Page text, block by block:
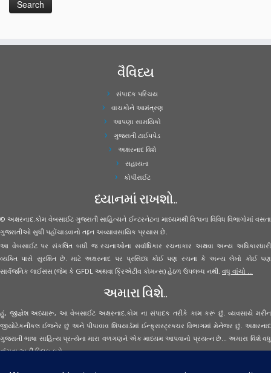
વૈવિધ્ય
સંપાદક પરિચય
વાચકોને આમંત્રણ
આપણા સામયિકો
ગુજરાતી ટાઈપપેડ
અક્ષરનાદ વિશે
સહાયતા
કોપીરાઈટ
ધ્યાનમાં રાખશો..
© અક્ષરનાદ.કોમ વેબસાઈટ ગુજરાતી સાહિત્યને ઈન્ટરનેટના માધ્યમથી વિશ્વના વિવિધ વિભાગોમાં વસતા
ગુજરાતીઓ સુધી પહોંચાડવાનો તદ્દન અવ્યાવસાયિક પ્રયાસ છે.
આ વેબસાઈટ પર સંકલિત બધી જ રચનાઓના સર્વાધિકાર રચનાકાર અથવા અન્ય અધિકારધારી
વ્યક્તિ પાસે સુરક્ષિત છે. માટે અક્ષરનાદ પર પ્રસિધ્ધ કોઈ પણ રચના કે અન્ય લેખો કોઈ પણ
સાર્વજનિક લાઈસંસ (જેમ કે GFDL અથવા ક્રિએટીવ કોમન્સ) હેઠળ ઉપલબ્ધ નથી. વધુ વાંચો ...
અમારા વિશે..
હું, જીજ્ઞેશ અધ્યારૂ, આ વેબસાઈટ અક્ષરનાદ.કોમ ના સંપાદક તરીકે કામ કરૂં છું. વ્યવસાયે મરીન
જીયોટેકનીકલ ઈજનેર છું અને પીપાવાવ શિપયાર્ડમાં ઈન્ફ્રાસ્ટ્રક્ચર વિભાગમાં મેનેજર છું. અક્ષરનાદ
ગુજરાતી ભાષા સાહિત્ય પ્રત્યેના મારા વળગણને એક માધ્યમ આપવાનો પ્રયત્ન છે... અમારા વિશે વધુ
વાંચવાઅહીં ક્લિક કરો...